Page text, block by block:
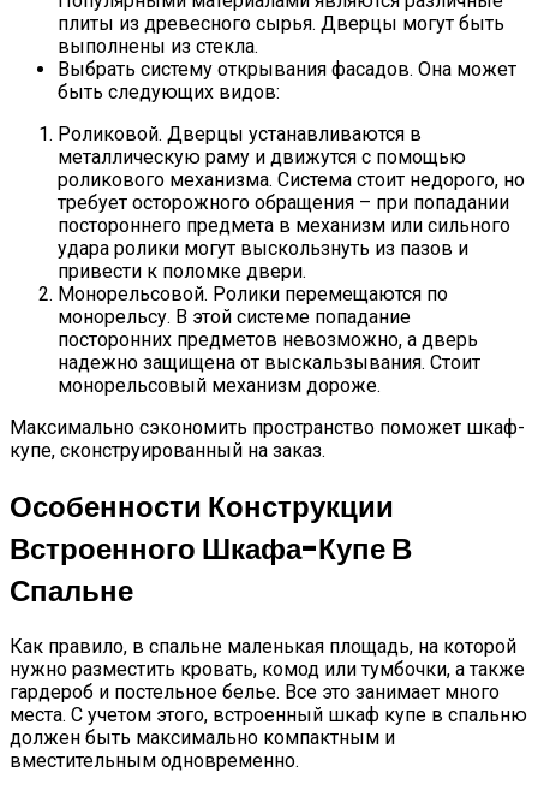
плиты из древесного сырья. Дверцы могут быть
выполнены из стекла.
Выбрать систему открывания фасадов. Она может
быть следующих видов:
Роликовой. Дверцы устанавливаются в
металлическую раму и движутся с помощью
роликового механизма. Система стоит недорого, но
требует осторожного обращения – при попадании
постороннего предмета в механизм или сильного
удара ролики могут выскользнуть из пазов и
привести к поломке двери.
Монорельсовой. Ролики перемещаются по
монорельсу. В этой системе попадание
посторонних предметов невозможно, а дверь
надежно защищена от выскальзывания. Стоит
монорельсовый механизм дороже.
Максимально сэкономить пространство поможет шкаф-
купе, сконструированный на заказ.
Особенности Конструкции
Встроенного Шкафа-Купе В
Спальне
Как правило, в спальне маленькая площадь, на которой
нужно разместить кровать, комод или тумбочки, а также
гардероб и постельное белье. Все это занимает много
места. С учетом этого, встроенный шкаф купе в спальню
должен быть максимально компактным и
вместительным одновременно.